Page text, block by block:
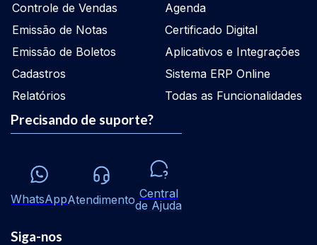
Controle de Vendas
Emissão de Notas
Emissão de Boletos
Cadastros
Relatórios
Agenda
Certificado Digital
Aplicativos e Integrações
Sistema ERP Online
Todas as Funcionalidades
Precisando de suporte?
WhatsAppAtendimento Central
de Ajuda
Siga-nos